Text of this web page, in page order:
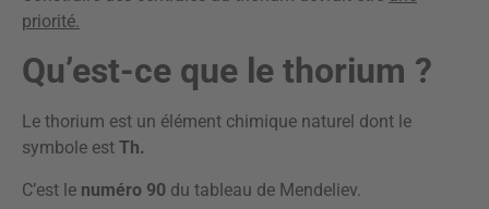
priorité.
Qu’est-ce que le thorium ?
Le thorium est un élément chimique naturel dont le
symbole est Th.
C’est le numéro 90 du tableau de Mendeliev.